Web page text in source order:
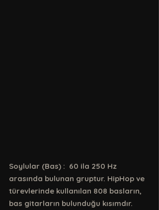
Soylular (Bas) :  60 ila 250 Hz
arasında bulunan gruptur. HipHop ve
türevlerinde kullanılan 808 basların,
bas gitarların bulunduğu kısımdır.